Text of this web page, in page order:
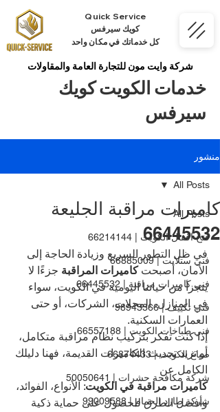
Quick Service
كويك سيرفس
كل خدماتك في مكان واحد
شركة وايت مون للتجارة العامة والمقاولات
خدمات الكويت كويك
سيرفس
منشور
All Posts
فتح اقفال الكويت | 66214144
فني ستلايت | 66885009
فني كاميرات مراقبة | 66445532
فني تكييف | 98943366
فني طباخات الكويت | 66557188
صباغ الكويت | 66874433
شركة مكافحة حشرات | 50050641
شركة طارد الحمام | 99009588
All Posts
كاميرات مراقبة الجليعة
66445532
في ظل التطور السريع وزيادة الحاجة إلى
الأمان، أصبحت كاميرات المراقبة جزءًا لا
يتجزأ من حياتنا اليومية في الكويت، سواء
في المنازل، المحلات، الشركات، أو حتى
العمارات السكنية.
إذا كنت تفكر بتركيب نظام مراقبة متكامل،
أو تريد تحديث الكاميرات القديمة، فهنا دليلك
الكامل عن
كاميرات مراقبة في الكويت: الأنواع، الفوائد،
وأفضل الطرق للحصول على حماية ذكية